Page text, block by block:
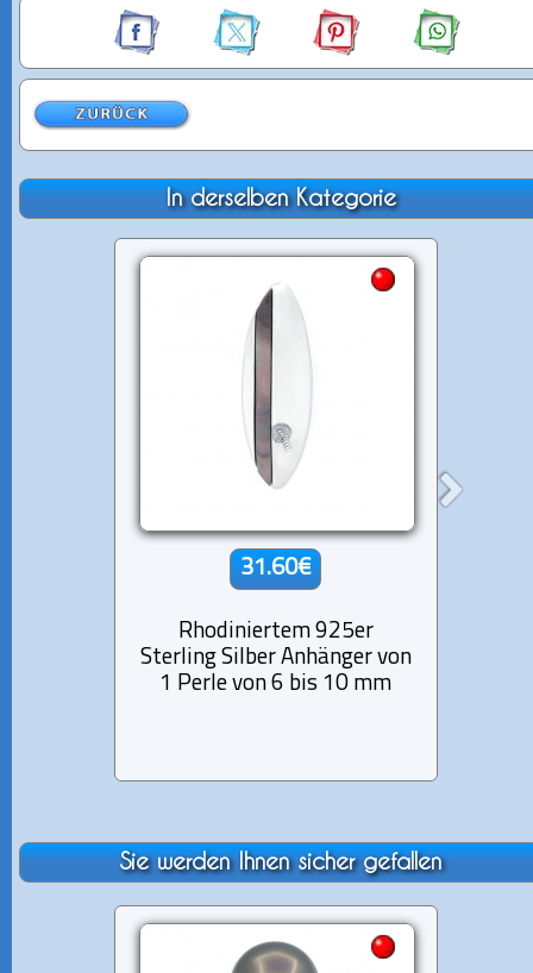
In derselben Kategorie
31.60€
Rhodiniertem 925er
Sterling Silber Anhänger von
1 Perle von 6 bis 10 mm
Sie werden Ihnen sicher gefallen